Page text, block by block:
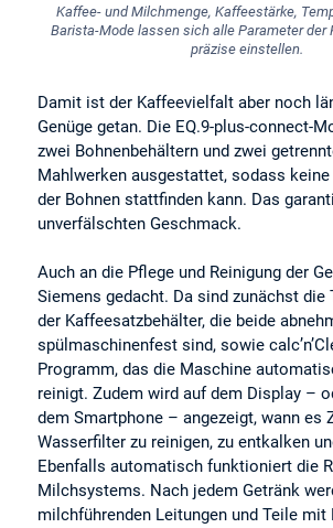
Kaffee- und Milchmenge, Kaffeestärke,
Barista-Mode lassen sich alle Parameter der
präzise einstellen.
Damit ist der Kaffeevielfalt aber noch
Genüge getan. Die EQ.9-plus-connect-
zwei Bohnenbehältern und zwei
Mahlwerken ausgestattet, sodass
der Bohnen stattfinden kann. Das
unverfälschten Geschmack.
Auch an die Pflege und Reinigung der
Siemens gedacht. Da sind zunächst die
der Kaffeesatzbehälter, die beide
spülmaschinenfest sind, sowie
Programm, das die Maschine
reinigt. Zudem wird auf dem Display –
dem Smartphone – angezeigt, wann es
Wasserfilter zu reinigen, zu entkalken
Ebenfalls automatisch funktioniert die
Milchsystems. Nach jedem Getränk
milchführenden Leitungen und Teile mit